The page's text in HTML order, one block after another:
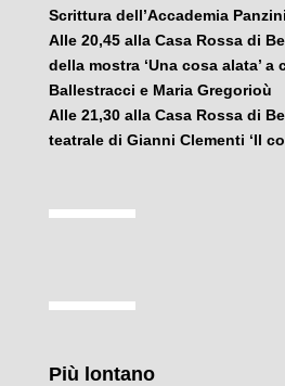
Scrittura dell’Accademia
Alle 20,45 alla Casa Rossa di
della mostra ‘Una cosa alata’ a
Ballestracci e Maria Gregorioù
Alle 21,30 alla Casa Rossa di
teatrale di Gianni Clementi ‘Il
Più lontano